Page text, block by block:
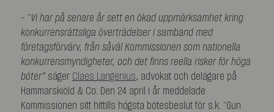
– ”Vi har på senare år sett en ökad uppmärksamhet kring
konkurrensrättsliga överträdelser i samband med
företagsförvärv, från såväl Kommissionen som nationella
konkurrensmyndigheter, och det finns reella risker för höga
böter” säger Claes Langenius, advokat och delägare på
Hammarskiöld & Co. Den 24 april i år meddelade
Kommissionen sitt hittills högsta bötesbeslut för s.k. ”Gun